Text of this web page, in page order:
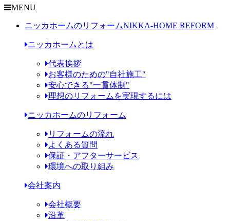
MENU
ニッカホームのリフォームNIKKA-HOME REFORM
ニッカホームとは
代表挨拶
お客様のための"自社施工"
安心できる"一貫体制"
理想のリフォームを実現するには
ニッカホームのリフォーム
リフォームの流れ
よくある質問
保証・アフターサービス
環境への取り組み
会社案内
会社概要
沿革